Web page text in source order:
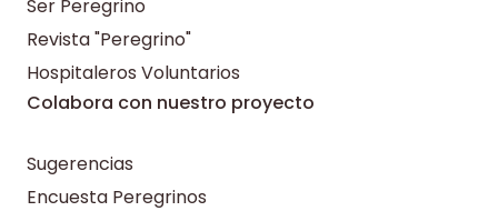
Ser Peregrino
Revista "Peregrino"
Hospitaleros Voluntarios
Colabora con nuestro proyecto
Sugerencias
Encuesta Peregrinos